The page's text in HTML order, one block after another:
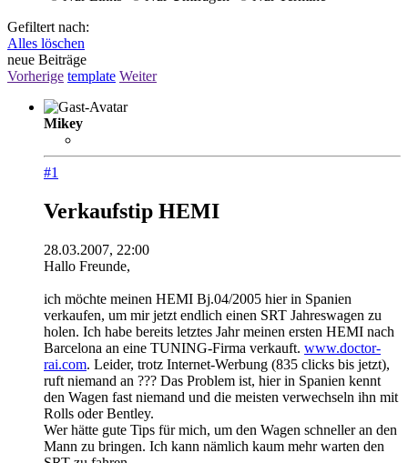
Gefiltert nach:
Alles löschen
neue Beiträge
Vorherige template Weiter
Mikey
#1
Verkaufstip HEMI
28.03.2007, 22:00
Hallo Freunde,
ich möchte meinen HEMI Bj.04/2005 hier in Spanien
verkaufen, um mir jetzt endlich einen SRT Jahreswagen zu
holen. Ich habe bereits letztes Jahr meinen ersten HEMI nach
Barcelona an eine TUNING-Firma verkauft. www.doctor-
rai.com. Leider, trotz Internet-Werbung (835 clicks bis jetzt),
ruft niemand an ??? Das Problem ist, hier in Spanien kennt
den Wagen fast niemand und die meisten verwechseln ihn mit
Rolls oder Bentley.
Wer hätte gute Tips für mich, um den Wagen schneller an den
Mann zu bringen. Ich kann nämlich kaum mehr warten den